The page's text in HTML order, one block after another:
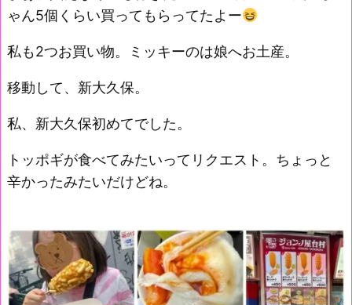
ゃん5個くらい買ってもらってたよー
私も2つお買い物。ミッキーのは娘へお土産。
移動して、新大久保。
私、新大久保初めてでした。
トッポギが食べてみたいってリクエスト。ちょっと
辛かったみたいだけどね。